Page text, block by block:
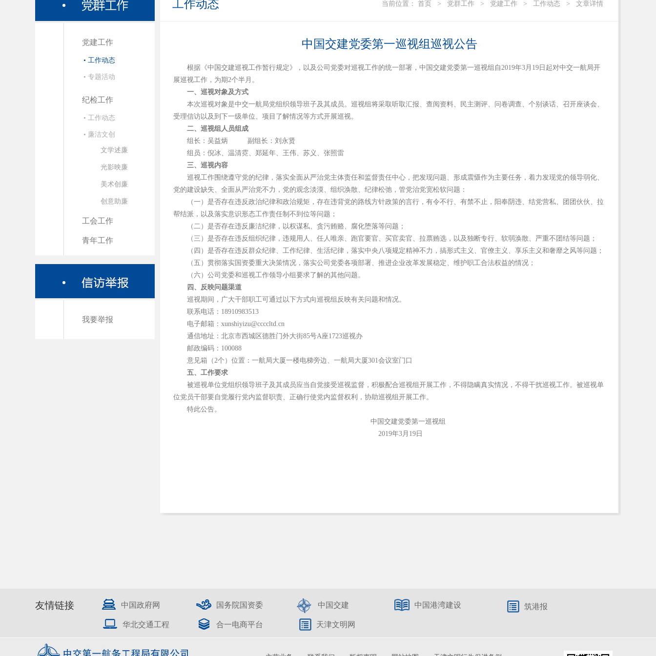
党建工作
• 工作动态
• 专题活动
纪检工作
• 工作动态
• 廉洁文创
文学述廉
光影映廉
美术创廉
创意助廉
工会工作
青年工作
我要举报
工作动态 当前位置： 首页 > 党群工作 > 党建工作 > 工作动态 > 文章详情
中国交建党委第一巡视组巡视公告
根据《中国交建巡视工作暂行规定》，以及公司党委对巡视工作的统一部署，中国交建党委第一巡视组自2019年3月19日起对中交一航局开
展巡视工作，为期2个半月。
一、巡视对象及方式
本次巡视对象是中交一航局党组织领导班子及其成员。巡视组将采取听取汇报、查阅资料、民主测评、问卷调查、个别谈话、召开座谈会、
受理信访以及到下一级单位、项目了解情况等方式开展巡视。
二、巡视组人员组成
组长：吴益炳 副组长：刘永贤
组员：倪冰、温清霓、郑延年、王伟、苏义、张照雷
三、巡视内容
巡视工作围绕遵守党的纪律，落实全面从严治党主体责任和监督责任中心，把发现问题、形成震慑作为主要任务，着力发现党的领导弱化、
党的建设缺失、全面从严治党不力，党的观念淡漠、组织涣散、纪律松弛，管党治党宽松软问题：
（一）是否存在违反政治纪律和政治规矩，存在违背党的路线方针政策的言行，有令不行、有禁不止，阳奉阴违、结党营私、团团伙伙、拉
帮结派，以及落实意识形态工作责任制不到位等问题；
（二）是否存在违反廉洁纪律，以权谋私、贪污贿赂、腐化堕落等问题；
（三）是否存在违反组织纪律，违规用人、任人唯亲、跑官要官、买官卖官、拉票贿选，以及独断专行、软弱涣散、严重不团结等问题；
（四）是否存在违反群众纪律、工作纪律、生活纪律，落实中央八项规定精神不力，搞形式主义、官僚主义、享乐主义和奢靡之风等问题；
（五）贯彻落实国资委重大决策情况，落实公司党委各项部署、推进企业改革发展稳定、维护职工合法权益的情况；
（六）公司党委和巡视工作领导小组要求了解的其他问题。
四、反映问题渠道
巡视期间，广大干部职工可通过以下方式向巡视组反映有关问题和情况。
联系电话：18910983513
电子邮箱：xunshiyizu@ccccltd.cn
通信地址：北京市西城区德胜门外大街85号A座1723巡视办
邮政编码：100088
意见箱（2个）位置：一航局大厦一楼电梯旁边、一航局大厦301会议室门口
五、工作要求
被巡视单位党组织领导班子及其成员应当自觉接受巡视监督，积极配合巡视组开展工作，不得隐瞒真实情况，不得干扰巡视工作。被巡视单
位党员干部要自觉履行党内监督职责、正确行使党内监督权利，协助巡视组开展工作。
特此公告。
中国交建党委第一巡视组
2019年3月19日
友情链接 中国政府网 国务院国资委 中国交建 中国港湾建设 筑港报
华北交通工程 合一电商平台 天津文明网